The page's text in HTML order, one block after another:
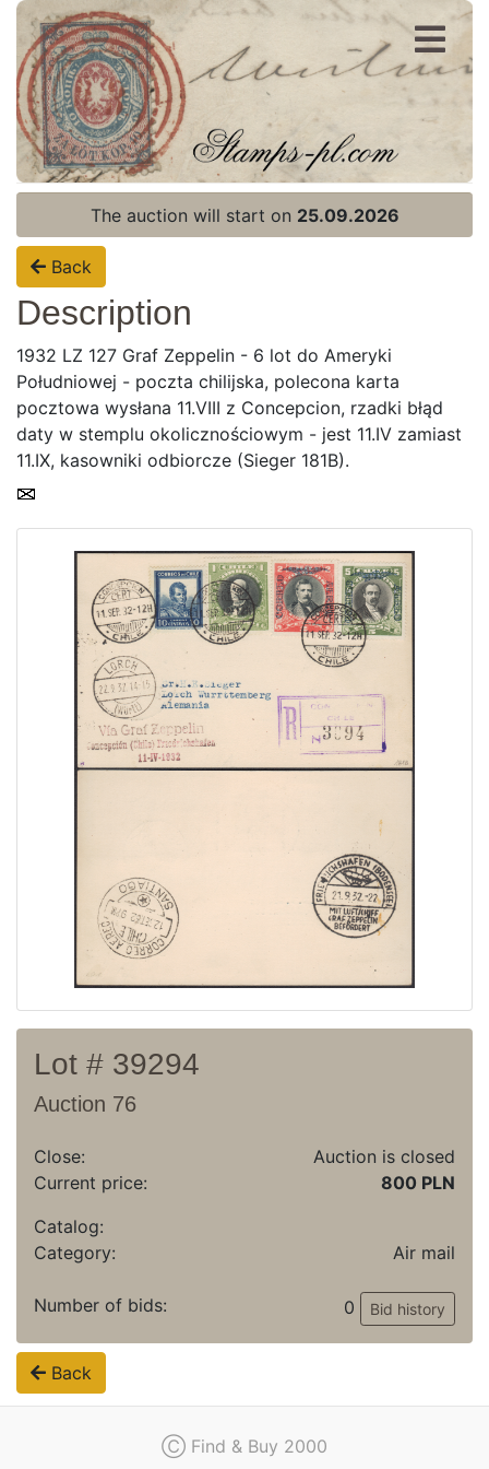
Register
Login
Home page
Current auction
Recent result
Archive
Regulation
Contact
The auction will start on 25.09.2026
Back
Description
1932 LZ 127 Graf Zeppelin - 6 lot do Ameryki
Południowej - poczta chilijska, polecona karta
pocztowa wysłana 11.VIII z Concepcion, rzadki błąd
daty w stemplu okolicznościowym - jest 11.IV zamiast
11.IX, kasowniki odbiorcze (Sieger 181B).
Lot # 39294
Auction 76
Close:
Auction is closed
Current price:
800 PLN
Catalog:
Category:
Air mail
Number of bids: 0 Bid history
Back
Ⓒ Find & Buy 2000